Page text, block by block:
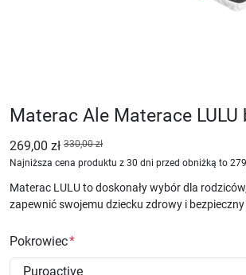
Materac Ale Materace LULU
269,00 zł 330,00 zł
Najniższa cena produktu z 30 dni przed obniżką to
Materac LULU to doskonały wybór dla
zapewnić swojemu dziecku zdrowy i bezpieczny
Pokrowiec